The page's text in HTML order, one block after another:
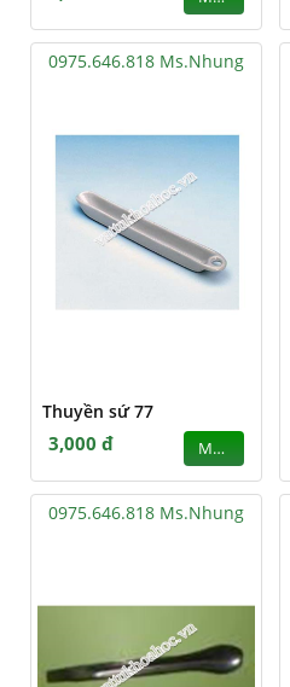
0975.646.818 Ms.Nhung
Thuyền sứ 77
3,000 đ MUA
0975.646.818 Ms.Nhung